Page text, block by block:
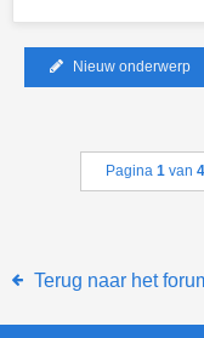
Nieuw onderwerp
Pagina 1 van
Terug naar het